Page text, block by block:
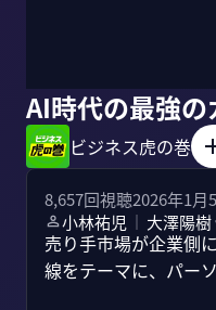
AI時代の最強
ビジネス虎の巻
8,657回視聴2026年1月
小林祐児 ｜ 大澤陽樹
売り手市場が企業側
線をテーマに、パー